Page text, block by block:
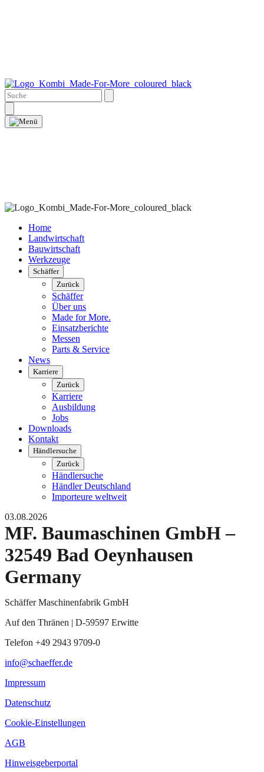
Home
Landwirtschaft
Bauwirtschaft
Werkzeuge
Schäffer
Zurück
Schäffer
Über uns
Made for More.
Einsatzberichte
Messen
Parts & Service
News
Karriere
Zurück
Karriere
Ausbildung
Jobs
Downloads
Kontakt
Händlersuche
Zurück
Händlersuche
Händler Deutschland
Importeure weltweit
03.08.2026
MF. Baumaschinen GmbH –
32549 Bad Oeynhausen
Germany
Schäffer Maschinenfabrik GmbH
Auf den Thränen | D-59597 Erwitte
Telefon +49 2943 9709-0
info@schaeffer.de
Impressum
Datenschutz
Cookie-Einstellungen
AGB
Hinweisgeberportal